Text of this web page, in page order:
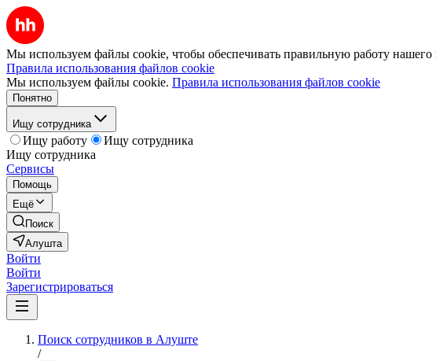
Мы используем файлы cookie, чтобы обеспечивать правильную работу нашего
Правила использования файлов cookie
Мы используем файлы cookie. Правила использования файлов cookie
Понятно
Ищу сотрудника
Ищу работу
Ищу сотрудника
Ищу сотрудника
Сервисы
Помощь
Ещё
Поиск
Алушта
Войти
Войти
Зарегистрироваться
Поиск сотрудников в Алуште
/